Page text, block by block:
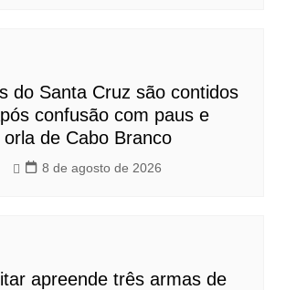
do Santa Cruz são contidos
confusão com paus e
de Cabo Branco
8 de agosto de 2026
apreende três armas de